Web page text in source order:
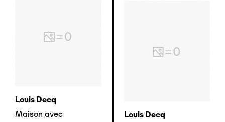
Louis Decq
Maison avec
Louis Decq